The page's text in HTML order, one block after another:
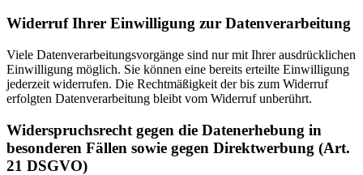
Widerruf Ihrer Einwilligung zur Datenverarbeitung
Viele Datenverarbeitungsvorgänge sind nur mit Ihrer ausdrücklichen
Einwilligung möglich. Sie können eine bereits erteilte Einwilligung
jederzeit widerrufen. Die Rechtmäßigkeit der bis zum Widerruf
erfolgten Datenverarbeitung bleibt vom Widerruf unberührt.
Widerspruchsrecht gegen die Datenerhebung in
besonderen Fällen sowie gegen Direktwerbung (Art.
21 DSGVO)